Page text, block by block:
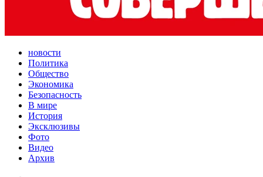
новости
Политика
Общество
Экономика
Безопасность
В мире
История
Эксклюзивы
Фото
Видео
Архив